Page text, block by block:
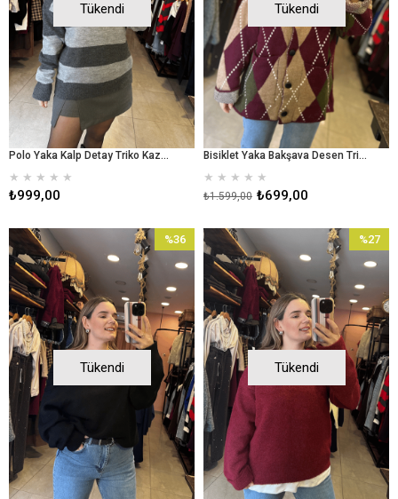
Tükendi
Polo Yaka Kalp Detay Triko Kazak - Gri
★ ★ ★ ★ ★
₺999,00
Tükendi
Bisiklet Yaka Bakşava Desen Triko Hırka
★ ★ ★ ★ ★
₺699,00
₺1.599,00
Tükendi
%36
İndirim
%36İndirim
Tükendi
%27
İndirim